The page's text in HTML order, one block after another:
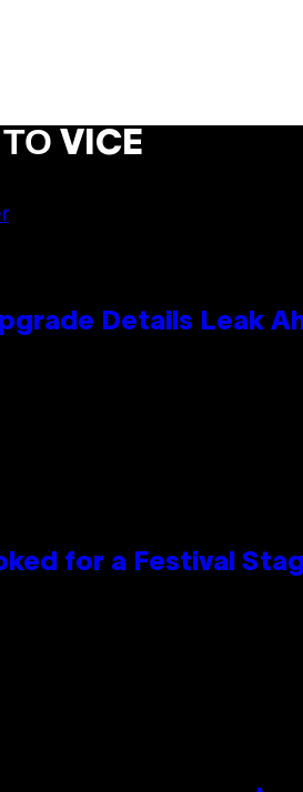
VICE
Details Leak
for a Festival